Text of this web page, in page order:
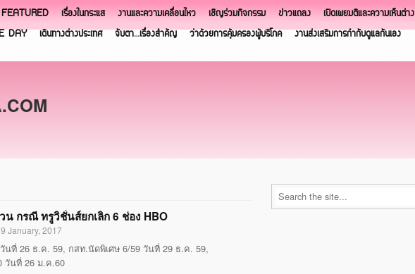
FEATURED เรื่องในกระแส งานและความเคลื่อนไหว เชิญร่วมกิจกรรม ข่าวแถลง
เปิดเผยมติและความเห็นต่าง
DAY เดินทางต่างประเทศ จับตา…เรื่องสำคัญ ว่าด้วยการคุ้มครองผู้บริโภค
งานส่งเสริมการกำกับดูแลกันเอง
น กรณี ทรูวิชั่นส์ยกเลิก 6 ช่อง HBO
January, 2017
นที่ 26 ธ.ค. 59, กสท.นัดพิเศษ 6/59 วันที่ 29 ธ.ค. 59,
วันที่ 26 ม.ค.60